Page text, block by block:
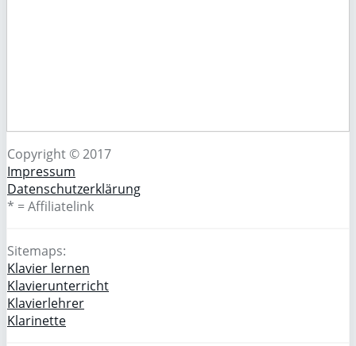
Copyright © 2017
Impressum
Datenschutzerklärung
* = Affiliatelink
Sitemaps:
Klavier lernen
Klavierunterricht
Klavierlehrer
Klarinette